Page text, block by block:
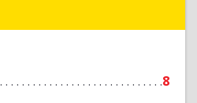
8
Подробнее